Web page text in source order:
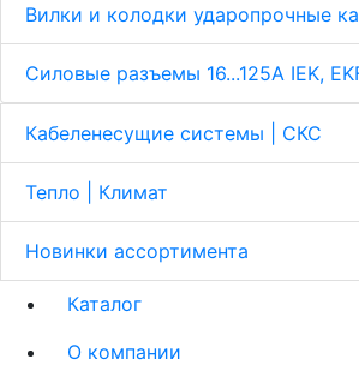
Вилки и колодки ударопрочные
Силовые разъемы 16...125А IEK,
Кабеленесущие системы | СКС
Тепло | Климат
Новинки ассортимента
Каталог
О компании